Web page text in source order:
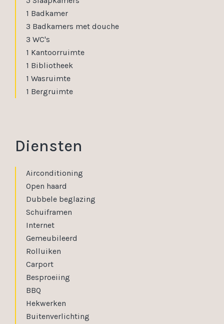
1 Badkamer
3 Badkamers met douche
3 WC's
1 Kantoorruimte
1 Bibliotheek
1 Wasruimte
1 Bergruimte
Diensten
Airconditioning
Open haard
Dubbele beglazing
Schuiframen
Internet
Gemeubileerd
Rolluiken
Carport
Besproeiing
BBQ
Hekwerken
Buitenverlichting